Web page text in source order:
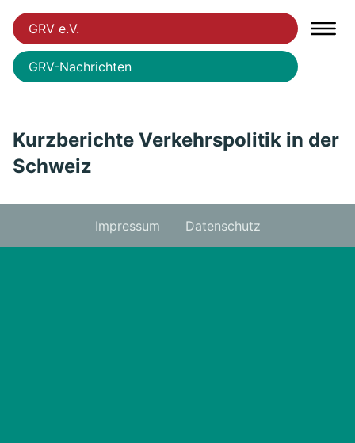
GRV e.V.
GRV-Nachrichten
Kurzberichte Verkehrspolitik in der
Schweiz
Impressum Datenschutz